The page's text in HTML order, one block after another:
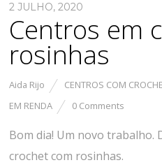
2 JULHO, 2020
Centros em
rosinhas
Aida Rijo CENTROS COM
EM RENDA
0 Comments
Bom dia! Um novo trabalho.
crochet com rosinhas.